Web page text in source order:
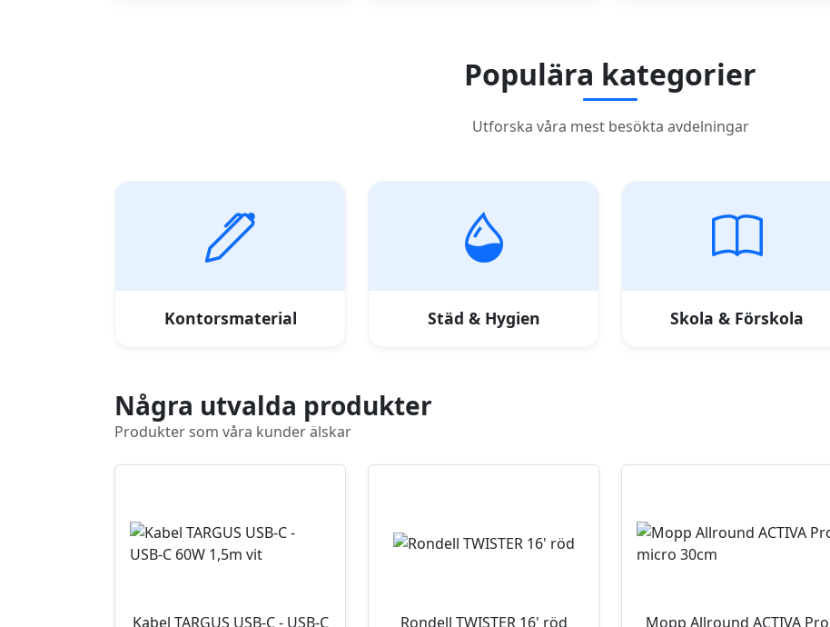
Populära kategorier
Utforska våra mest besökta avdelningar
Kontorsmaterial Städ & Hygien Skola & Förskola
Några utvalda produkter
Produkter som våra kunder älskar
Kabel TARGUS USB-C - USB-C
Rondell TWISTER 16' röd
Mopp Allround ACTIVA Pro